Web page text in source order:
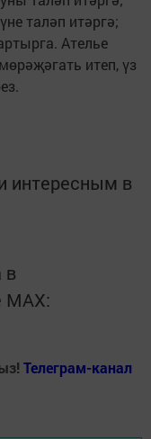
таләп итәргә;
Ателье
итеп, үз
интересным в
в
MАХ:
Телеграм-канал